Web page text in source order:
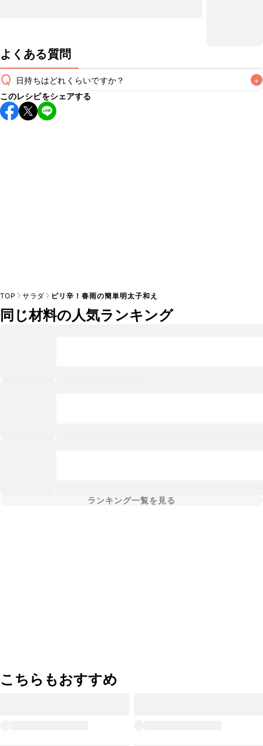
よくある質問
Q 日持ちはどれくらいですか？ +
保存期間は冷蔵で当日中が目安です。なるべくお早めにお召
し上がりください。
このレシピをシェアする
TOP サラダ ピリ辛！春雨の簡単明太子和え
同じ材料の人気ランキング
ランキング一覧を見る
こちらもおすすめ